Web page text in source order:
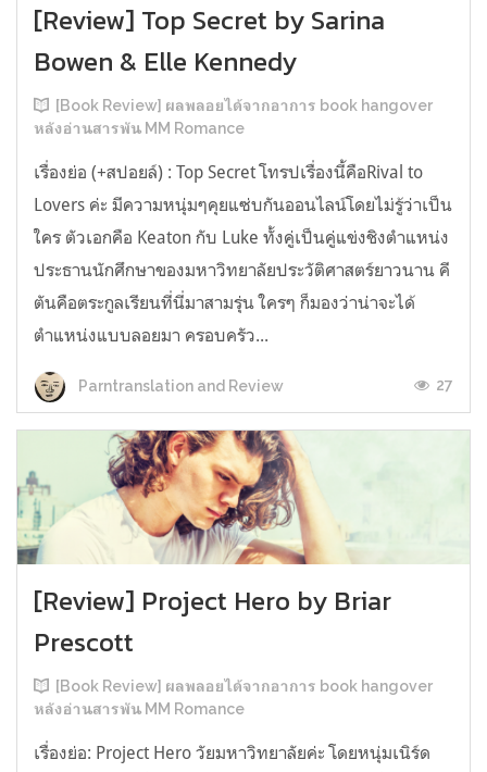
[Review] Top Secret by Sarina
Bowen & Elle Kennedy
[Book Review] ผลพลอยได้จากอาการ book hangover
หลังอ่านสารพัน MM Romance
เรื่องย่อ (+สปอยล์) : Top Secret โทรปเรื่องนี้คือRival to
Lovers ค่ะ มีความหนุ่มๆคุยแซ่บกันออนไลน์โดยไม่รู้ว่าเป็น
ใคร ตัวเอกคือ Keaton กับ Luke ทั้งคู่เป็นคู่แข่งชิงตำแหน่ง
ประธานนักศึกษาของมหาวิทยาลัยประวัติศาสตร์ยาวนาน คี
ตันคือตระกูลเรียนที่นี่มาสามรุ่น ใครๆ ก็มองว่าน่าจะได้
ตำแหน่งแบบลอยมา ครอบครัว...
Parntranslation and Review 27
[Review] Project Hero by Briar
Prescott
[Book Review] ผลพลอยได้จากอาการ book hangover
หลังอ่านสารพัน MM Romance
เรื่องย่อ: Project Hero วัยมหาวิทยาลัยค่ะ โดยหนุ่มเนิร์ด